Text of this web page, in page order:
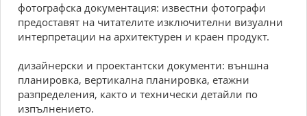
фотографска документация: известни фотографи
предоставят на читателите изключителни визуални
интерпретации на архитектурен и краен продукт.
дизайнерски и проектантски документи: външна
планировка, вертикална планировка, етажни
разпределения, както и технически детайли по
изпълнението.